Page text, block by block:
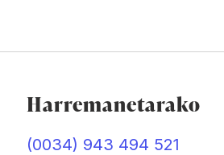
Harremanetarako
(0034) 943 494 521